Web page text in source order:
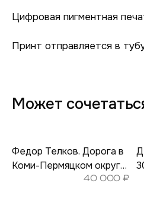
Цифровая пигментная
Принт отправляется в
Может
Федор Телков. Дорога в
Коми-Пермяцком округе.
40 000₽